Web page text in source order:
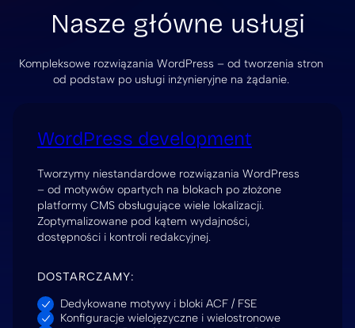
Nasze główne usługi
Kompleksowe rozwiązania WordPress – od tworzenia stron
od podstaw po usługi inżynieryjne na żądanie.
WordPress development
Tworzymy niestandardowe rozwiązania WordPress
– od motywów opartych na blokach po złożone
platformy CMS obsługujące wiele lokalizacji.
Zoptymalizowane pod kątem wydajności,
dostępności i kontroli redakcyjnej.
DOSTARCZAMY:
Dedykowane motywy i bloki ACF / FSE
Konfiguracje wielojęzyczne i wielostronowe